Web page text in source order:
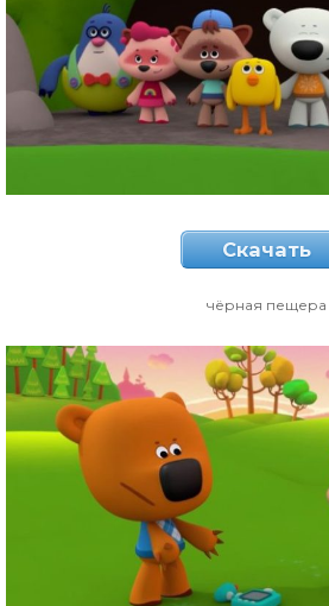
Скачать
чёрная пещера